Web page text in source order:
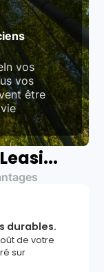
vos
vos
être
durables.
de votre
sur